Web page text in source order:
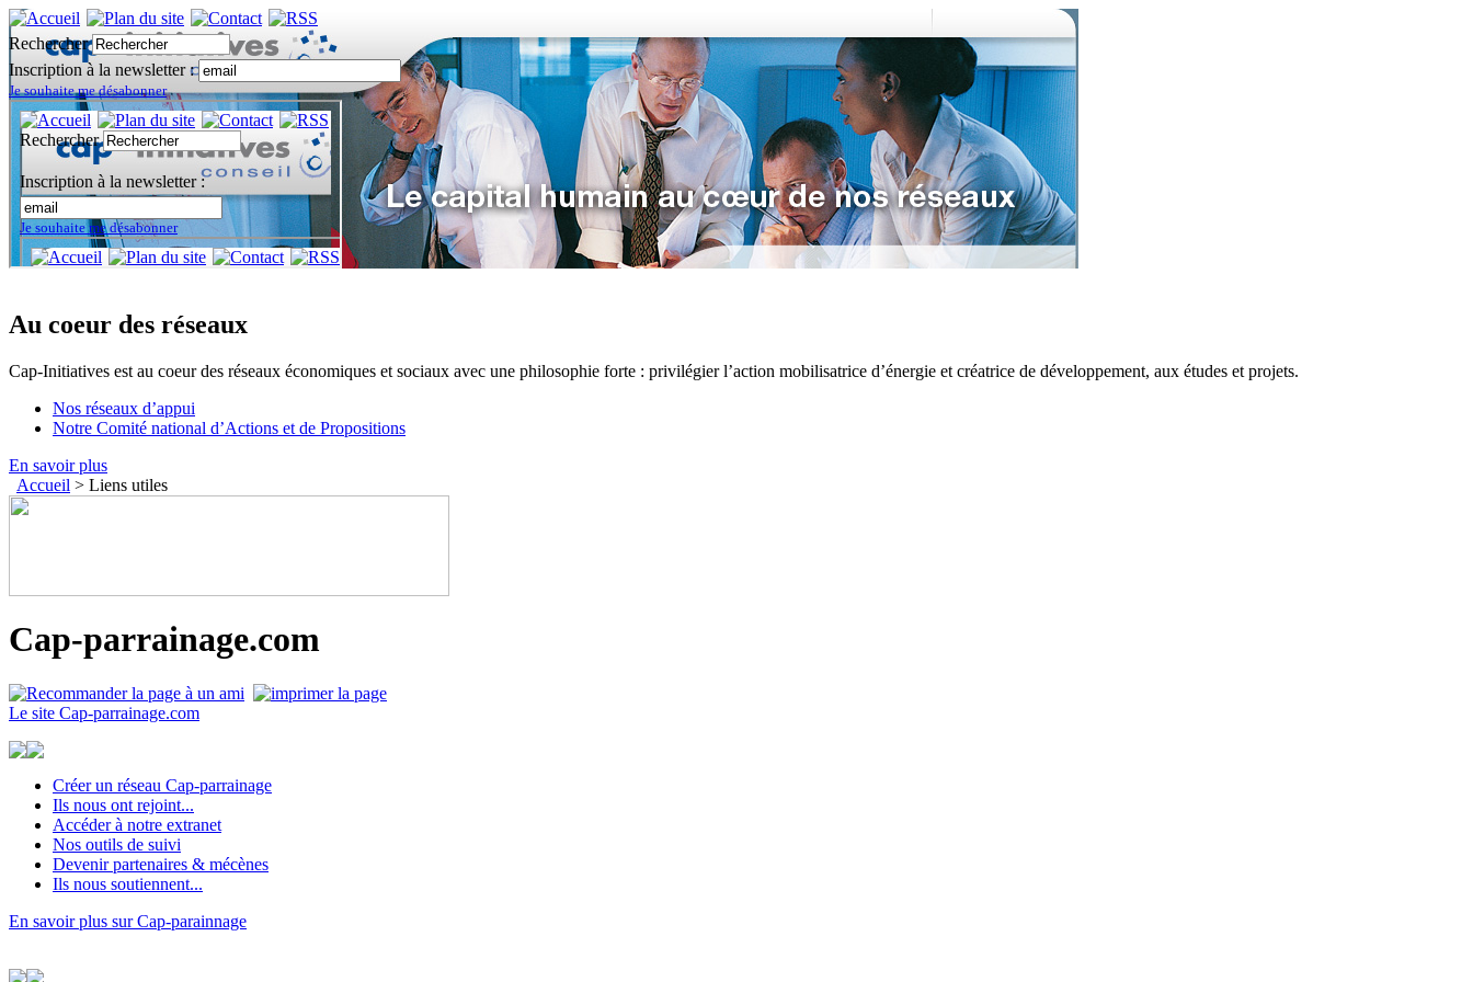
Rechercher
Inscription à la newsletter :
Je souhaite me désabonner
Au coeur des réseaux
Cap-Initiatives est au coeur des réseaux économiques et sociaux avec une philosophie forte : privilégier l’action mobilisatrice d’énergie et créatrice de développement, aux études et projets.
Nos réseaux d’appui
Notre Comité national d’Actions et de Propositions
En savoir plus
Accueil > Liens utiles
Cap-parrainage.com
Le site Cap-parrainage.com
Créer un réseau Cap-parrainage
Ils nous ont rejoint...
Accéder à notre extranet
Nos outils de suivi
Devenir partenaires & mécènes
Ils nous soutiennent...
En savoir plus sur Cap-parainnage